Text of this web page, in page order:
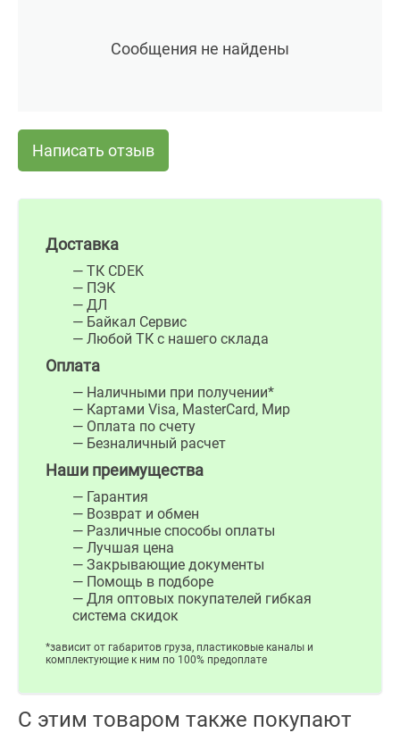
Сообщения не найдены
Написать отзыв
Доставка
— ТК CDEK
— ПЭК
— ДЛ
— Байкал Сервис
— Любой ТК с нашего склада
Оплата
— Наличными при получении*
— Картами Visa, MasterCard, Мир
— Оплата по счету
— Безналичный расчет
Наши преимущества
— Гарантия
— Возврат и обмен
— Различные способы оплаты
— Лучшая цена
— Закрывающие документы
— Помощь в подборе
— Для оптовых покупателей гибкая
система скидок
*зависит от габаритов груза, пластиковые каналы и
комплектующие к ним по 100% предоплате
С этим товаром также покупают